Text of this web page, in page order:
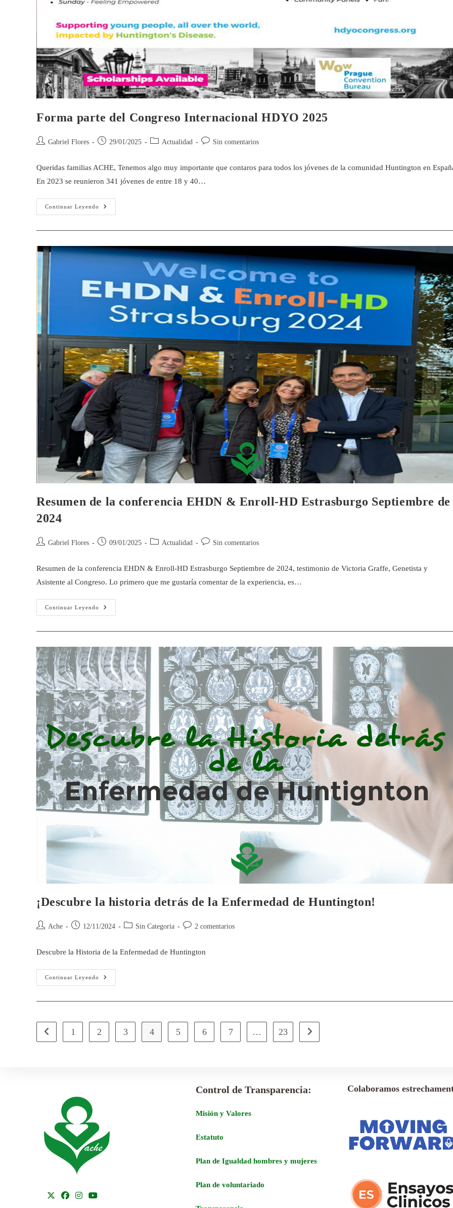
Forma parte del Congreso Internacional HDYO 2025
Gabriel Flores 29/01/2025 Actualidad Sin comentarios
Queridas familias ACHE, Tenemos algo muy importante que contaros para todos los jóvenes de la comunidad Huntington en
En 2023 se reunieron 341 jóvenes de entre 18 y 40…
Continuar Leyendo
Resumen de la conferencia EHDN & Enroll-HD Estrasburgo Septiembre de
2024
Gabriel Flores 09/01/2025 Actualidad Sin comentarios
Resumen de la conferencia EHDN & Enroll-HD Estrasburgo Septiembre de 2024, testimonio de Victoria Graffe, Genetista y
Asistente al Congreso. Lo primero que me gustaría comentar de la experiencia, es…
Continuar Leyendo
¡Descubre la historia detrás de la Enfermedad de Huntington!
Ache 12/11/2024 Sin Categoria 2 comentarios
Descubre la Historia de la Enfermedad de Huntington
Continuar Leyendo
1 2 3 4 5 6 7 … 23
Control de Transparencia:
Misión y Valores
Estatuto
Plan de Igualdad hombres y mujeres
Plan de voluntariado
Colaboramos